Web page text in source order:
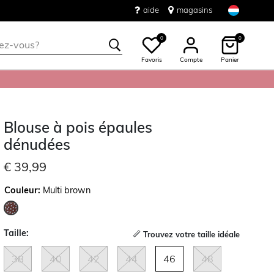
aide magasins
0
Favoris Compte
0
Panier
Blouse à pois épaules
dénudées
€ 39,99
Couleur: Multi brown
Taille: Trouvez votre taille idéale
38 40 42 44 46 48